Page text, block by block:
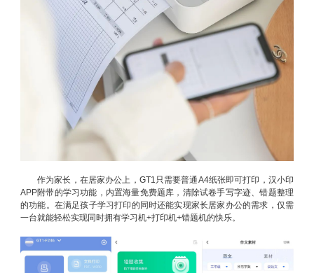
作为家长，在居家办公上，GT1只需要普通A4纸张即可打印，汉小印
APP附带的学习功能，内置海量免费题库，清除试卷手写字迹、错题整理
的功能。在满足孩子学习打印的同时还能实现家长居家办公的需求，仅需
一台就能轻松实现同时拥有学习机+打印机+错题机的快乐。